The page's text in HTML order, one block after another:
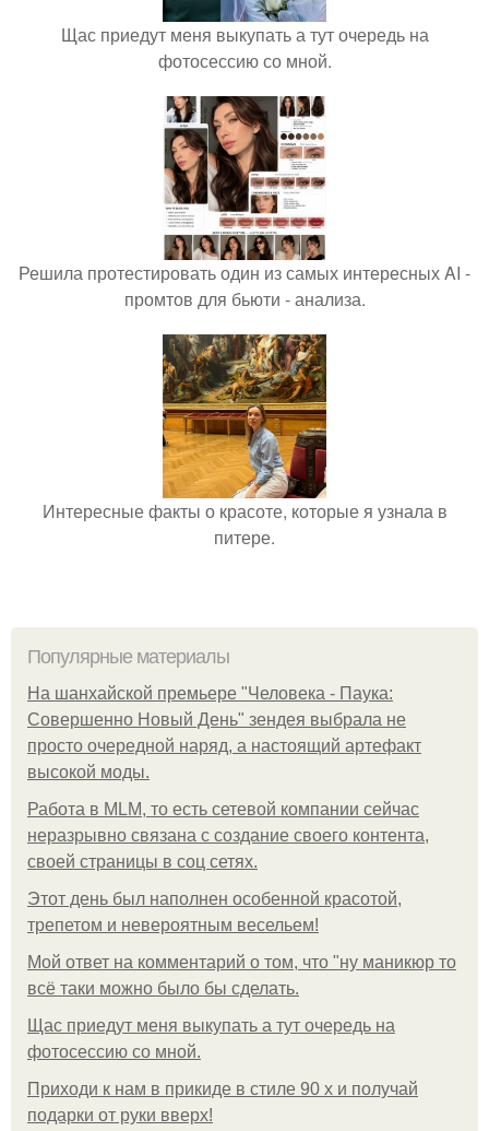
Щас приедут меня выкупать а тут очередь на
фотосессию со мной.
Решила протестировать один из самых интересных AI -
промтов для бьюти - анализа.
Интересные факты о красоте, которые я узнала в
питере.
Популярные материалы
На шанхайской премьере "Человека - Паука:
Совершенно Новый День" зендея выбрала не
просто очередной наряд, а настоящий артефакт
высокой моды.
Работа в MLM, то есть сетевой компании сейчас
неразрывно связана с создание своего контента,
своей страницы в соц сетях.
Этот день был наполнен особенной красотой,
трепетом и невероятным весельем!
Мой ответ на комментарий о том, что "ну маникюр то
всё таки можно было бы сделать.
Щас приедут меня выкупать а тут очередь на
фотосессию со мной.
Приходи к нам в прикиде в стиле 90 х и получай
подарки от руки вверх!